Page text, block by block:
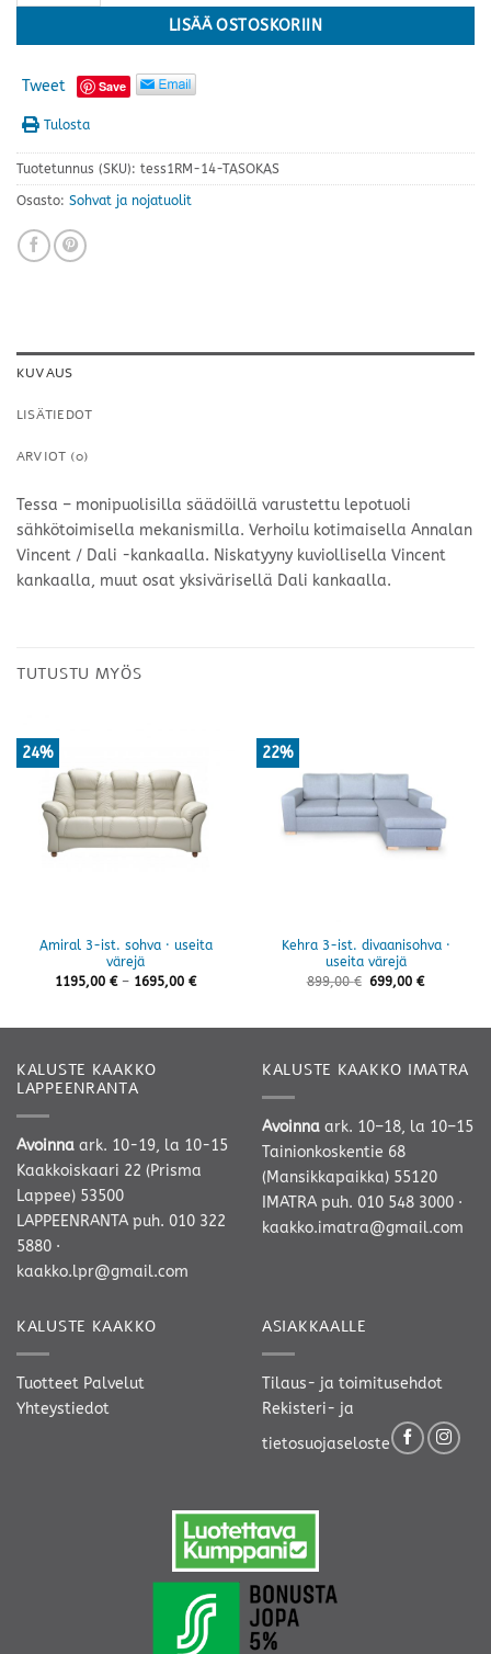
LISÄÄ OSTOSKORIIN
Tweet Save
Tulosta
Tuotetunnus (SKU): tess1RM-14-TASOKAS
Osasto: Sohvat ja nojatuolit
KUVAUS
LISÄTIEDOT
ARVIOT (0)
Tessa – monipuolisilla säädöillä varustettu lepotuoli
sähkötoimisella mekanismilla. Verhoilu kotimaisella Annalan
Vincent / Dali -kankaalla. Niskatyyny kuviollisella Vincent
kankaalla, muut osat yksivärisellä Dali kankaalla.
TUTUSTU MYÖS
24%
Amiral 3-ist. sohva · useita
värejä
1195,00 € – 1695,00 €Hintaluokka:
22%
Kehra 3-ist. divaanisohva ·
useita värejä
899,00€ 699,00€
KALUSTE KAAKKO
LAPPEENRANTA
Avoinna ark. 10-19, la 10-15
Kaakkoiskaari 22 (Prisma
Lappee) 53500
LAPPEENRANTA puh. 010 322
5880 ·
kaakko.lpr@gmail.com
KALUSTE KAAKKO IMATRA
Avoinna ark. 10–18, la 10–15
Tainionkoskentie 68
(Mansikkapaikka) 55120
IMATRA puh. 010 548 3000 ·
kaakko.imatra@gmail.com
KALUSTE KAAKKO
Tuotteet Palvelut
Yhteystiedot
ASIAKKAALLE
Tilaus- ja toimitusehdot
Rekisteri- ja
tietosuojaseloste